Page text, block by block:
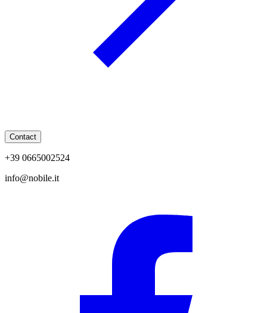
Contact
+39 0665002524
info@nobile.it